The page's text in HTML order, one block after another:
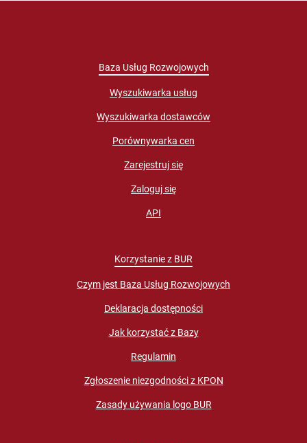
Baza Usług Rozwojowych
Wyszukiwarka usług
Wyszukiwarka dostawców
Porównywarka cen
Zarejestruj się
Zaloguj się
API
Korzystanie z BUR
Czym jest Baza Usług Rozwojowych
Deklaracja dostępności
Jak korzystać z Bazy
Regulamin
Zgłoszenie niezgodności z KPON
Zasady używania logo BUR